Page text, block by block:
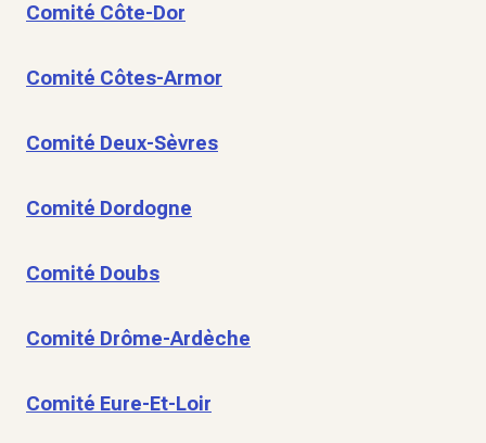
Comité Côte-Dor
Comité Côtes-Armor
Comité Deux-Sèvres
Comité Dordogne
Comité Doubs
Comité Drôme-Ardèche
Comité Eure-Et-Loir